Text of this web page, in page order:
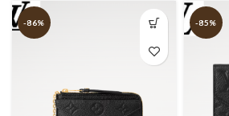
-86% -85%